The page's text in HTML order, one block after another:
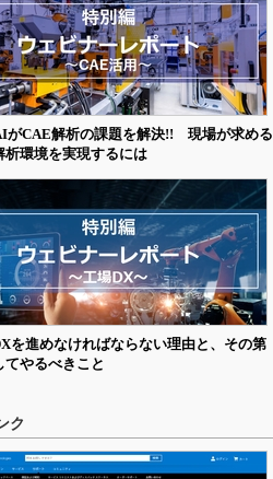
がCAE解析の課題を解決!! 現場が求める
析環境を実現するには
を進めなければならない理由と、その第
てやるべきこと
ク